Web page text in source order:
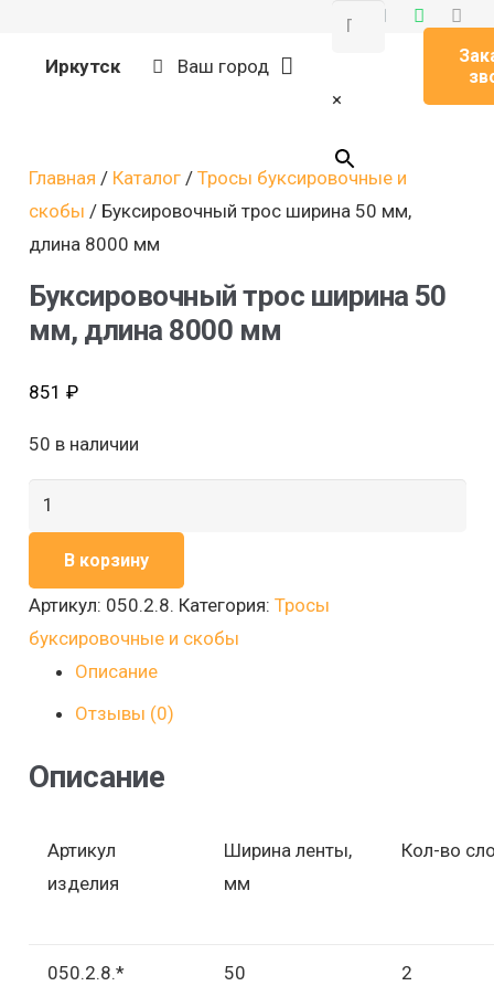
Иркутск
Ваш город
×
Главная / Каталог/ Тросы буксировочные и
скобы / Буксировочный трос ширина 50 мм,
длина 8000 мм
Буксировочный трос ширина 50
мм, длина 8000 мм
851 ₽
50 в наличии
Количество
товара
Буксировочный
трос
ширина
длина
8000
мм
В корзину
Артикул: 050.2.8. Категория: Тросы
буксировочные и скобы
Описание
Отзывы (0)
Описание
Артикул
изделия
Ширина ленты,
мм
Кол-во
050.2.8.* 50 2